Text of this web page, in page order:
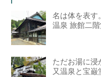
名は体を表す
温泉 旅館二階
ただお湯に浸
又温泉と宝巌